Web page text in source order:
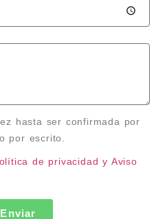
hasta ser confirmada por
por escrito.
de privacidad y Aviso
Enviar